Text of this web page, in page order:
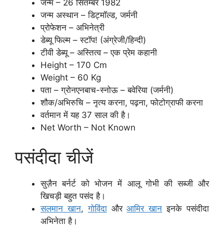
जन्म – 26 सितम्बर 1982
जन्म अस्थान – डिट्मॉल्ड, जर्मनी
प्रोफेशन – अभिनेत्री
डेब्यू फिल्म – स्टॉप! (अंग्रेजी/हिन्दी)
टीवी डेब्यू – अस्तित्व – एक प्रेम कहानी
Height – 170 Cm
Weight – 60 Kg
पता – ग्रोनएनबाच-स्नोऊ – बवेरिया (जर्मनी)
शौक/अभिरुचि – नृत्य करना, पढ़ना, फोटोग्राफी करना
वर्तमान में यह 37 साल की है।
Net Worth – Not Known
पसंदीदा चीजें
सुज़ैन बर्नर्ट को भोजन में आलू गोभी की सब्जी और
खिचड़ी बहुत पसंद है।
सलमान खान,गोविंदाऔरआमिर खान इनके पसंदीदा
अभिनेता है।